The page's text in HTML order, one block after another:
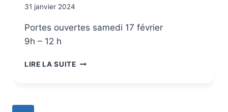
31 janvier 2024
Portes ouvertes samedi 17 février
9h – 12 h
LIRE LA SUITE